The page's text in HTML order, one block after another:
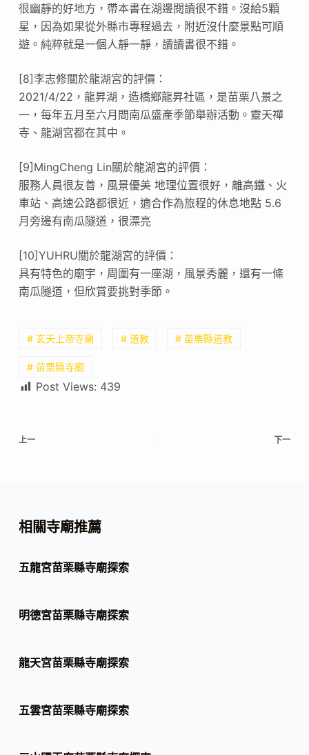
很幽靜的好地方，帶本書在湖邊閱讀很不錯。沒給5顆
星，因為如果從外縣市專程過去，附近沒什麼景點可順
遊。純粹就是一個人靜一靜，讀讀書很不錯。
[8]李志修關於龍湖宮的評價：
2021/4/22，龍昇湖，造橋鄉龍昇社區，是苗栗八景之
一，每年五月至六月間南瓜盛產季節舉辦活動。靈天禪
寺、龍湖宮都在其中。
[9]MingCheng Lin關於龍湖宮的評價：
服務人員很友善，風景優美 地理位置很好，離高鐵、火
車站、高速公路都很近，適合作為旅程的休息地點 5.6
月旁邊有南瓜隧道，很漂亮
[10]YUHRU關於龍湖宮的評價：
具有特色的廟宇，周圍有一座湖，風景秀麗，還有一條
南瓜隧道，但欣賞要挑對季節。
# 玄天上帝寺廟 # 道教 # 苗栗縣道教
# 苗栗縣寺廟
Post Views: 439
上一 下一
相關寺廟推薦
五龍宮苗栗縣寺廟探索
明德宮苗栗縣寺廟探索
龍天宮苗栗縣寺廟探索
五雲宮苗栗縣寺廟探索